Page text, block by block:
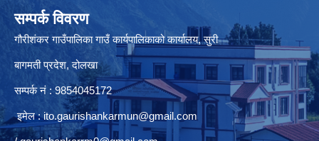
सम्पर्क विवरण
गौरीशंकर गाउँपालिका गाउँ कार्यपालिकाको कार्यालय, सुरी
बागमती प्रदेश, दोलखा
सम्पर्क नं : 9854045172
इमेल :ito.gaurishankarmun@gmail.com